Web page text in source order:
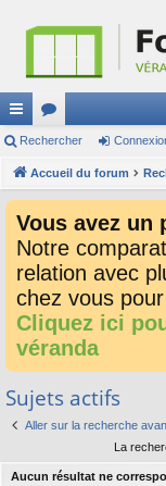
ac
co
ci
or
u
s
Rechercher
Accueil du forum
Vous avez un
Notre
relation avec
chez vous
Cliquez ici
véranda
Sujets actifs
Aller sur la recherche
La
Aucun résultat ne